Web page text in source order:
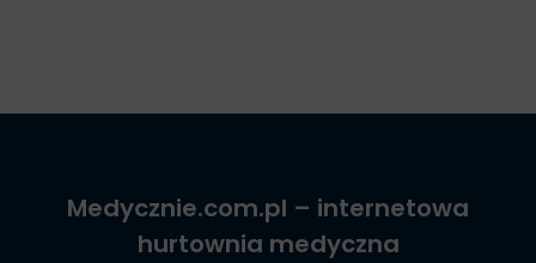
Medycznie.com.pl – internetowa
hurtownia medyczna